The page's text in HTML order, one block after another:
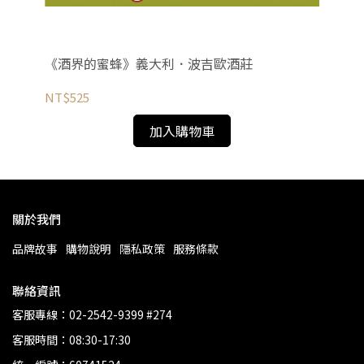
《酒界的蜜蜂》義大利．波吉歐酒莊
NT$525
加入購物車
關於我們
品牌故事 購物說明 隱私政策 服務條款
聯絡資訊
客服專線：02-2542-9399 #274
客服時間：08:30-17:30